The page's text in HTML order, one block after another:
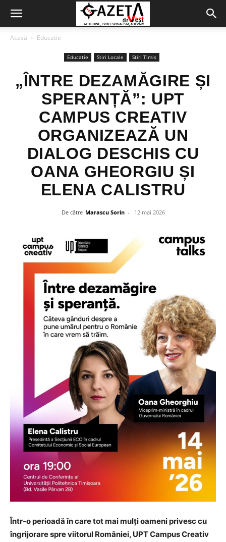
Acasă Educatie
Educatie Stiri Locale Stiri Timis
„ÎNTRE DEZAMĂGIRE ȘI
SPERANȚĂ”: UPT
CAMPUS CREATIV
ORGANIZEAZĂ UN
DIALOG DESCHIS CU
OANA GHEORGIU ȘI
ELENA CALISTRU
De către Marascu Sorin - 12 mai 2026
Într-o perioadă în care tot mai mulți oameni privesc cu
îngrijorare spre viitorul României, UPT Campus Creativ